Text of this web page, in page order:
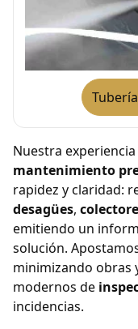
Nuestra experiencia
mantenimiento
rapidez y claridad:
desagües,
emitiendo un
solución.
minimizando obras
modernos de
incidencias.